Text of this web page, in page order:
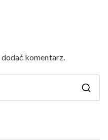
dodać komentarz.